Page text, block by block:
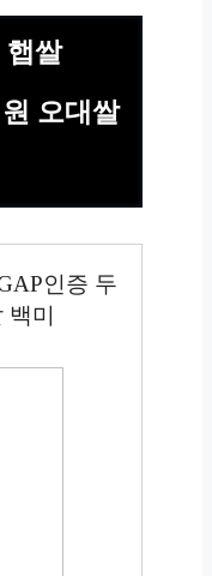
햅쌀
오대쌀
인증 두
미